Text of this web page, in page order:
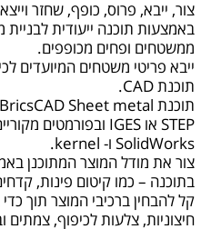
צור, ייבא, פרוס, כופף, שחזר
באמצעות תוכנה ייעודית
ממשטחים ופחים מכופפים.
תוכנת CAD.
SolidWorks ו- kernel.
צור את מודל המוצר המתוכנן
בתוכנה – כמו קיטום פינות,
קל להבחין ברכיבי המוצר תוך כדי
חיצוניות, צלעות לכיפוף, צמתים